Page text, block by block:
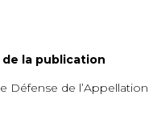
la publication
Défense de